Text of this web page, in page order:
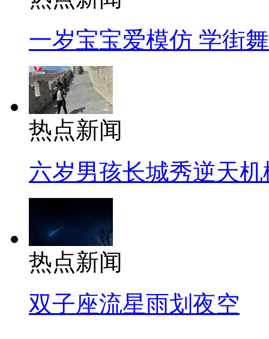
一岁宝宝爱模仿 学街
热点新闻
六岁男孩长城秀逆天机
热点新闻
双子座流星雨划夜空